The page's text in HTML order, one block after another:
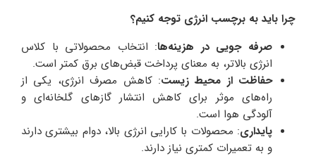
چرا باید به برچسب انرژی توجه کنیم؟
صرفه جویی در هزینه‌ها: انتخاب محصولاتی با کلاس
انرژی بالاتر، به معنای پرداخت قبض‌های برق کمتر است.
حفاظت از محیط زیست: کاهش مصرف انرژی، یکی از
راه‌های موثر برای کاهش انتشار گازهای گلخانه‌ای و
آلودگی هوا است.
پایداری: محصولات با کارایی انرژی بالا، دوام بیشتری دارند
و به تعمیرات کمتری نیاز دارند.